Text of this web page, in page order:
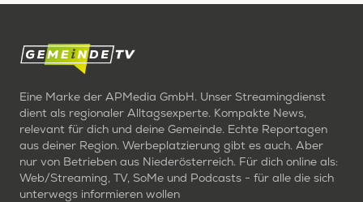
Eine Marke der APMedia GmbH. Unser Streamingdienst
dient als regionaler Alltagsexperte. Kompakte News,
relevant für dich und deine Gemeinde. Echte Reportagen
aus deiner Region. Werbeplatzierung gibt es auch. Aber
nur von Betrieben aus Niederösterreich. Für dich online als:
Web/Streaming, TV, SoMe und Podcasts - für alle die sich
unterwegs informieren wollen